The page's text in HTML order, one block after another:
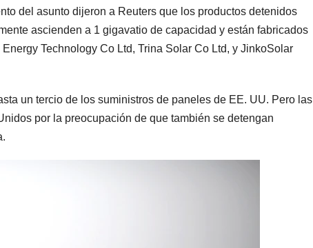
del asunto dijeron a Reuters que los productos detenidos
ascienden a 1 gigavatio de capacidad y están fabricados
Technology Co Ltd, Trina Solar Co Ltd, y JinkoSolar
un tercio de los suministros de paneles de EE. UU. Pero las
por la preocupación de que también se detengan